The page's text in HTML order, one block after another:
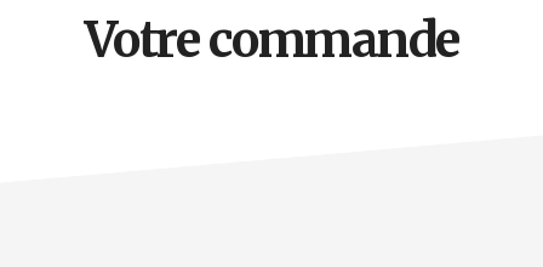
Votre commande